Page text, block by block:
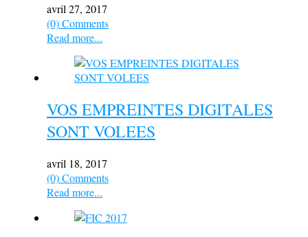
avril 27, 2017
(0) Comments
Read more...
VOS EMPREINTES DIGITALES
SONT VOLEES
avril 18, 2017
(0) Comments
Read more...